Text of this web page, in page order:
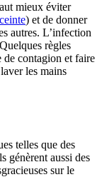
mieux éviter
) et de donner
autres. L’infection
règles
de contagion et faire
les mains
telles que des
génèrent aussi des
sur le